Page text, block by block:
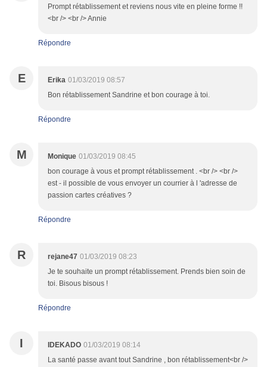
Prompt rétablissement et reviens nous vite en pleine forme !!
<br /> <br /> Annie
Répondre
E Erika 01/03/2019 08:57
Bon rétablissement Sandrine et bon courage à toi.
Répondre
M Monique 01/03/2019 08:45
bon courage à vous et prompt rétablissement . <br /> <br />
est - il possible de vous envoyer un courrier à l 'adresse de
passion cartes créatives ?
Répondre
R rejane47 01/03/2019 08:23
Je te souhaite un prompt rétablissement. Prends bien soin de
toi. Bisous bisous !
Répondre
I IDEKADO 01/03/2019 08:14
La santé passe avant tout Sandrine , bon rétablissement<br />